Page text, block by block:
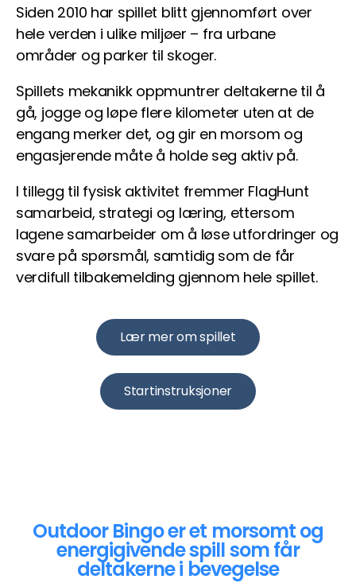
Siden 2010 har spillet blitt gjennomført over
hele verden i ulike miljøer – fra urbane
områder og parker til skoger.
Spillets mekanikk oppmuntrer deltakerne til å
gå, jogge og løpe flere kilometer uten at de
engang merker det, og gir en morsom og
engasjerende måte å holde seg aktiv på.
I tillegg til fysisk aktivitet fremmer FlagHunt
samarbeid, strategi og læring, ettersom
lagene samarbeider om å løse utfordringer og
svare på spørsmål, samtidig som de får
verdifull tilbakemelding gjennom hele spillet.
Lær mer om spillet
Startinstruksjoner
Outdoor Bingo er et morsomt og
energigivende spill som får
deltakerne i bevegelse